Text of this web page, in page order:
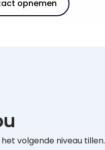
opnemen
volgende niveau